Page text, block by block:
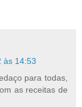
às 14:53
para todas,
as receitas de